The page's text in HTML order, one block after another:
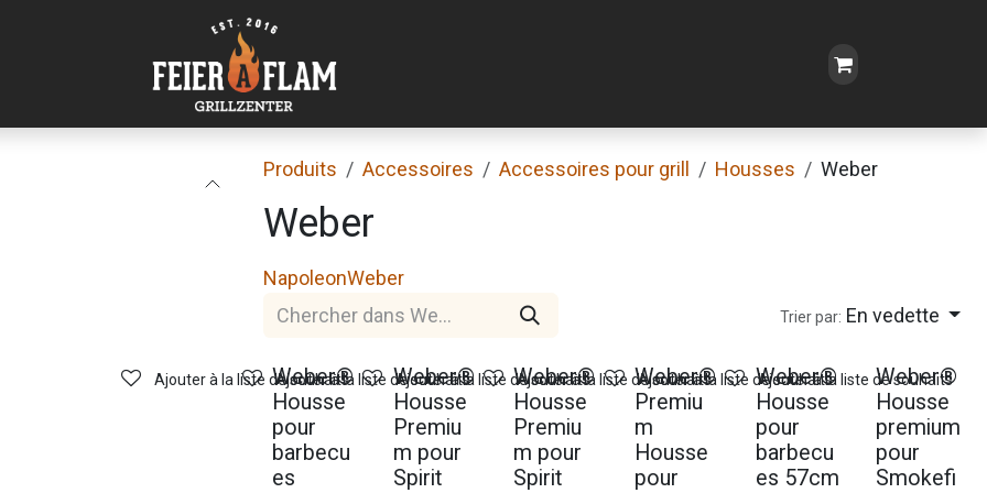
Produits Accessoires Accessoires pour grill Housses Weber
Weber
NapoleonWeber
Trier par: En vedette
Weber®
Housse
pour
barbecu
es
Ajouter à la liste de souhaits
Weber®
Housse
Premiu
m pour
Spirit
Ajouter à la liste de souhaits
Weber®
Housse
Premiu
m pour
Spirit
Ajouter à la liste de souhaits
Weber®
Premiu
m
Housse
pour
Ajouter à la liste de souhaits
Weber®
Housse
pour
barbecu
es 57cm
Ajouter à la liste de souhaits
Weber®
Housse
premium
pour
Smokefi
Ajouter à la liste de souhaits